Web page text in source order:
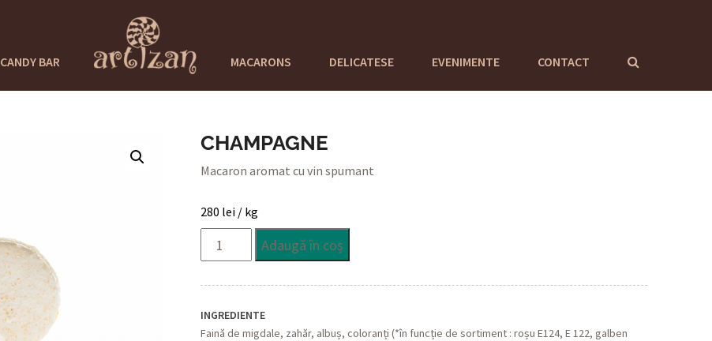
CANDY BAR MACARONS DELICATESE EVENIMENTE CONTACT
CHAMPAGNE
Macaron aromat cu vin spumant
280 lei/ kg
Champagne
Adaugă în coș
INGREDIENTE
Faină de migdale, zahăr, albuș, coloranți (*în funcție de sortiment : roșu E124, E 122, galben